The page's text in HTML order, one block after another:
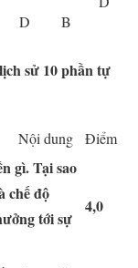
D B
sử 10 phần tự
Điểm
gì. Tại sao
chế độ
tới sự
4,0